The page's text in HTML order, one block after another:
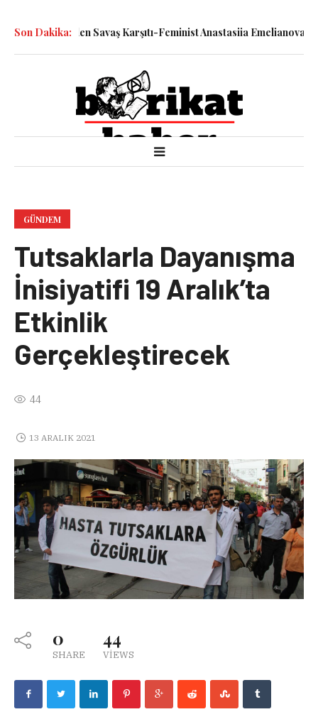
Son Dakika:
Katledilen Savaş Karşıtı-Feminist Anastasiia Emelianova’nın
GÜNDEM
Tutsaklarla Dayanışma
İnisiyatifi 19 Aralık’ta
Etkinlik
Gerçekleştirecek
44
13 ARALIK 2021
0
SHARE
44
VIEWS